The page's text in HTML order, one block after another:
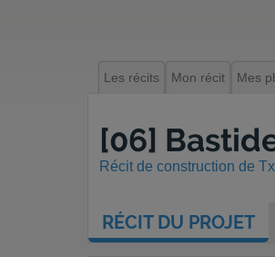
Les récits Mon récit Mes
[06]
Récit de construction de
RÉCITDU PROJET